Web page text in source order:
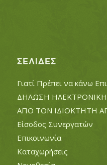
ΣΕΛΊΔΕΣ
Γιατί Πρέπει να κάνω
ΔΗΛΩΣΗ
ΑΠΟ ΤΟΝ ΙΔΙΟΚΤΗΤΗ
Είσοδος Συνεργατών
Επικοινωνία
Καταχωρήσεις